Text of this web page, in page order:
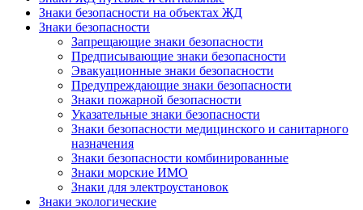
Знаки безопасности на объектах ЖД
Знаки безопасности
Запрещающие знаки безопасности
Предписывающие знаки безопасности
Эвакуационные знаки безопасности
Предупреждающие знаки безопасности
Знаки пожарной безопасности
Указательные знаки безопасности
Знаки безопасности медицинского и санитарного
назначения
Знаки безопасности комбинированные
Знаки морские ИМО
Знаки для электроустановок
Знаки экологические